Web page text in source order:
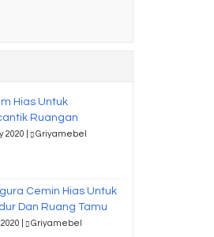
Hias Untuk
Ruangan
2020 | Griyamebel
Cemin Hias Untuk
Dan Ruang Tamu
| Griyamebel